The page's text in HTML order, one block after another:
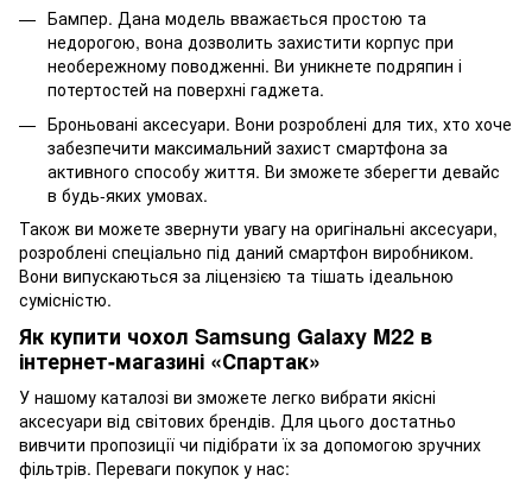
Бампер. Дана модель вважається простою та
недорогою, вона дозволить захистити корпус при
необережному поводженні. Ви уникнете подряпин і
потертостей на поверхні гаджета.
Броньовані аксесуари. Вони розроблені для тих, хто хоче
забезпечити максимальний захист смартфона за
активного способу життя. Ви зможете зберегти девайс
в будь-яких умовах.
Також ви можете звернути увагу на оригінальні аксесуари,
розроблені спеціально під даний смартфон виробником.
Вони випускаються за ліцензією та тішать ідеальною
сумісністю.
Як купити чохол Samsung Galaxy M22 в
інтернет-магазині «Спартак»
У нашому каталозі ви зможете легко вибрати якісні
аксесуари від світових брендів. Для цього достатньо
вивчити пропозиції чи підібрати їх за допомогою зручних
фільтрів. Переваги покупок у нас: